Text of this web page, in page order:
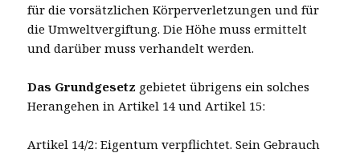
für die vorsätzlichen Körperverletzungen und für
die Umweltvergiftung. Die Höhe muss ermittelt
und darüber muss verhandelt werden.
Das Grundgesetz gebietet übrigens ein solches
Herangehen in Artikel 14 und Artikel 15:
Artikel 14/2: Eigentum verpflichtet. Sein Gebrauch